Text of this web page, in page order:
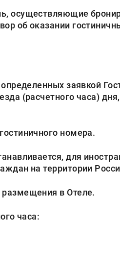
осуществляющие
об оказании
заявкой
(расчетного часа)
номера.
для
на территории
в Отеле.
часа: